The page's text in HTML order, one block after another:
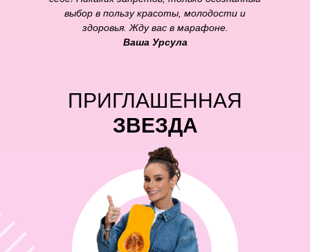
выбор в пользу красоты, молодости и
здоровья. Жду вас в марафоне.
Ваша Урсула
ПРИГЛАШЕННАЯ
ЗВЕЗДА